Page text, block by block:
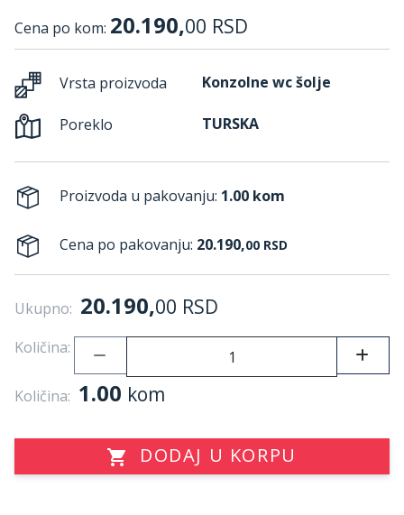
Cena po kom: 20.190,00 RSD
Vrsta proizvoda Konzolne wc šolje
Poreklo TURSKA
Proizvoda u pakovanju: 1.00 kom
Cena po pakovanju: 20.190,00 RSD
Ukupno: 20.190,00 RSD
Količina:
Količina: 1.00 kom
DODAJ U KORPU